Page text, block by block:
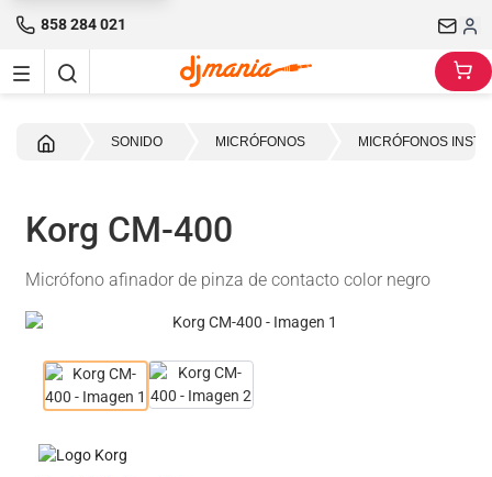
858 284 021
SONIDO MICRÓFONOS MICRÓFONOS
Korg CM-400
Micrófono afinador de pinza de contacto color negro